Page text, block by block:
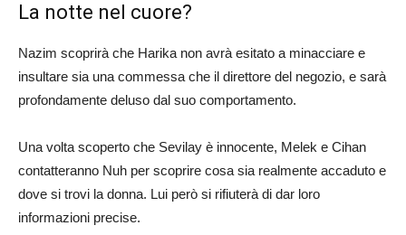
La notte nel cuore?
Nazim scoprirà che Harika non avrà esitato a minacciare e
insultare sia una commessa che il direttore del negozio, e sarà
profondamente deluso dal suo comportamento.
Una volta scoperto che Sevilay è innocente, Melek e Cihan
contatteranno Nuh per scoprire cosa sia realmente accaduto e
dove si trovi la donna. Lui però si rifiuterà di dar loro
informazioni precise.